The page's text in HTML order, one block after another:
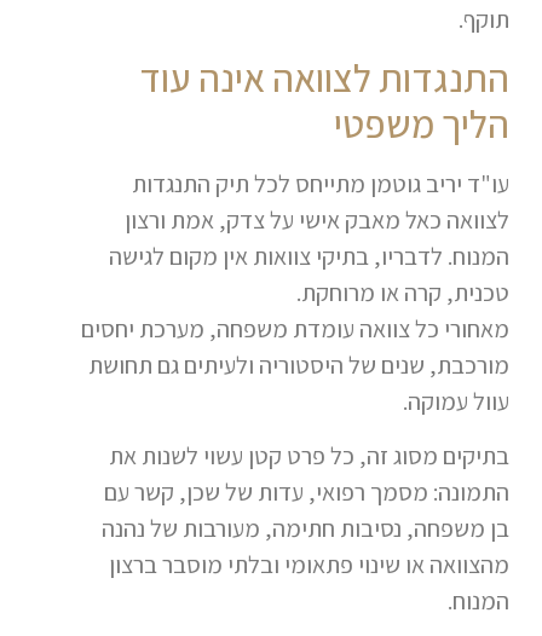
תוקף.
התנגדות לצוואה אינה עוד
הליך משפטי
עו"ד יריב גוטמן מתייחס לכל תיק התנגדות
לצוואה כאל מאבק אישי על צדק, אמת ורצון
המנוח. לדבריו, בתיקי צוואות אין מקום לגישה
טכנית, קרה או מרוחקת.
מאחורי כל צוואה עומדת משפחה, מערכת יחסים
מורכבת, שנים של היסטוריה ולעיתים גם תחושת
עוול עמוקה.
בתיקים מסוג זה, כל פרט קטן עשוי לשנות את
התמונה: מסמך רפואי, עדות של שכן, קשר עם
בן משפחה, נסיבות חתימה, מעורבות של נהנה
מהצוואה או שינוי פתאומי ובלתי מוסבר ברצון
המנוח.